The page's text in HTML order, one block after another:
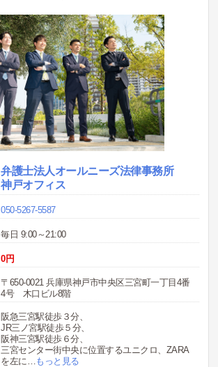
弁護士法人オールニーズ法律事務所
神戸オフィス
050-5267-5587
毎日 9:00～21:00
0円
〒650-0021 兵庫県神戸市中央区三宮町一丁目4番
4号 木口ビル8階
阪急三宮駅徒歩３分、
JR三ノ宮駅徒歩５分、
阪神三宮駅徒歩６分、
三宮センター街中央に位置するユニクロ、ZARA
を左に
もっと見る